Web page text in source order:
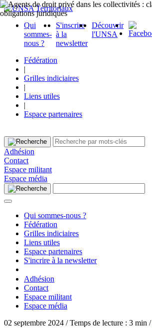
Qui
sommes-
nous ?
S'inscrire
à la
newsletter
Découvrir
l'UNSA
Fédération
|
Grilles indiciaires
|
Liens utiles
|
Espace partenaires
Adhésion
Contact
Espace militant
Espace média
Qui sommes-nous ?
Fédération
Grilles indiciaires
Liens utiles
Espace partenaires
S'incrire à la newsletter
Adhésion
Contact
Espace militant
Espace média
02 septembre 2024 / Temps de lecture : 3 min /